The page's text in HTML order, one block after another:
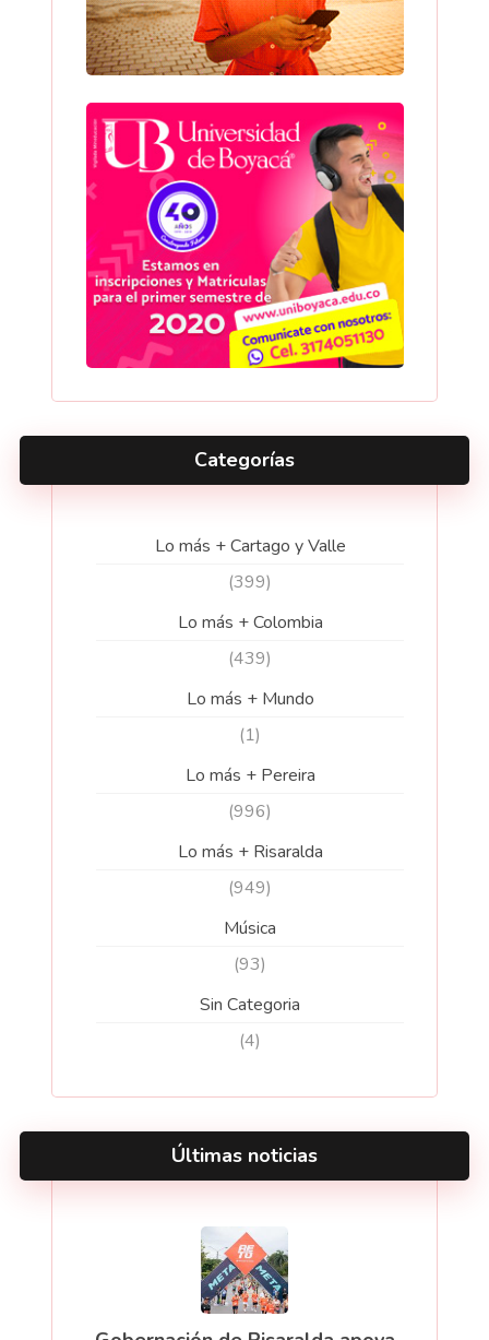
Categorías
Lo más + Cartago y Valle
(399)
Lo más + Colombia
(439)
Lo más + Mundo
(1)
Lo más + Pereira
(996)
Lo más + Risaralda
(949)
Música
(93)
Sin Categoria
(4)
Últimas noticias